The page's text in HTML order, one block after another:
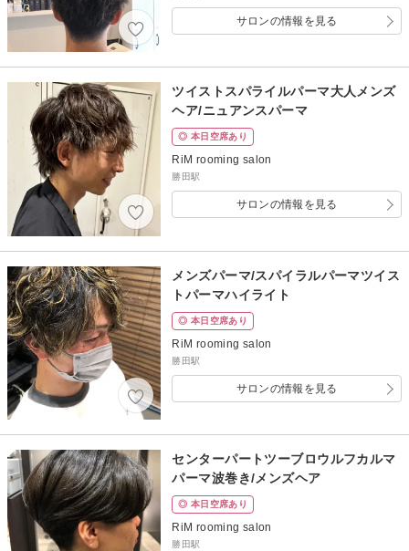
サロンの情報を見る
ツイストスパライルパーマ大人メンズ
ヘア/ニュアンスパーマ
◎ 本日空席あり
RiM rooming salon
勝田駅
サロンの情報を見る
メンズパーマ/スパイラルパーマツイス
トパーマハイライト
◎ 本日空席あり
RiM rooming salon
勝田駅
サロンの情報を見る
センターパートツーブロウルフカルマ
パーマ波巻き/メンズヘア
◎ 本日空席あり
RiM rooming salon
勝田駅